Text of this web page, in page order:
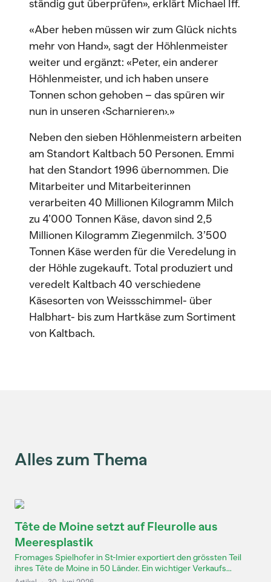
ständig gut überprüfen», erklärt Michael Iff.
«Aber heben müssen wir zum Glück nichts
mehr von Hand», sagt der Höhlenmeister
weiter und ergänzt: «Peter, ein anderer
Höhlenmeister, und ich haben unsere
Tonnen schon gehoben – das spüren wir
nun in unseren ‹Scharnieren›.»
Neben den sieben Höhlenmeistern arbeiten
am Standort Kaltbach 50 Personen. Emmi
hat den Standort 1996 übernommen. Die
Mitarbeiter und Mitarbeiterinnen
verarbeiten 40 Millionen Kilogramm Milch
zu 4’000 Tonnen Käse, davon sind 2,5
Millionen Kilogramm Ziegenmilch. 3’500
Tonnen Käse werden für die Veredelung in
der Höhle zugekauft. Total produziert und
veredelt Kaltbach 40 verschiedene
Käsesorten von Weissschimmel- über
Halbhart- bis zum Hartkäse zum Sortiment
von Kaltbach.
Alles zum Thema
Tête de Moine setzt auf Fleurolle aus
Meeresplastik
Fromages Spielhofer in St-Imier exportiert den grössten Teil
ihres Tête de Moine in 50 Länder. Ein wichtiger Verkaufs...